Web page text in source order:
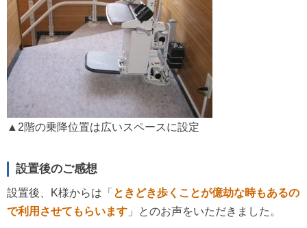
▲2階の乗降位置は広いスペースに設定
設置後のご感想
設置後、K様からは「 ときどき歩くことが億劫な時もあるの
で利用させてもらいます 」とのお声をいただきました。